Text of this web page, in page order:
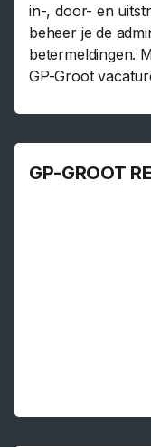
in-, door- en
beheer je de
betermeldingen.
GP-Groot
GP-GROOT